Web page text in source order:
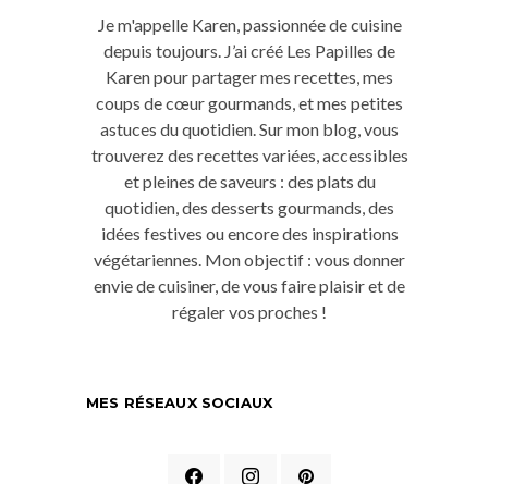
Je m'appelle Karen, passionnée de cuisine
depuis toujours. J’ai créé Les Papilles de
Karen pour partager mes recettes, mes
coups de cœur gourmands, et mes petites
astuces du quotidien. Sur mon blog, vous
trouverez des recettes variées, accessibles
et pleines de saveurs : des plats du
quotidien, des desserts gourmands, des
idées festives ou encore des inspirations
végétariennes. Mon objectif : vous donner
envie de cuisiner, de vous faire plaisir et de
régaler vos proches !
MES RÉSEAUX SOCIAUX